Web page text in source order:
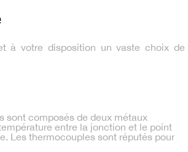
à votre disposition un vaste choix de
sont composés de deux métaux
entre la jonction et le point
Les thermocouples sont réputés pour